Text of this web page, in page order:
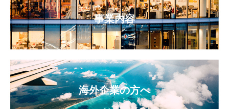
事業内容
海外企業の方へ